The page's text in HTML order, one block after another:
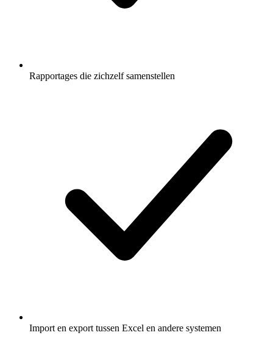
Rapportages die zichzelf samenstellen
Import en export tussen Excel en andere systemen